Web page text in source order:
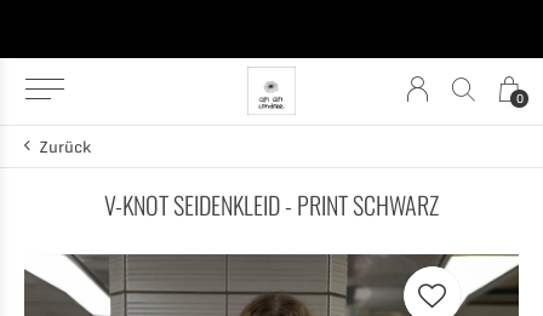
0
Zurück
V-KNOT SEIDENKLEID - PRINT SCHWARZ